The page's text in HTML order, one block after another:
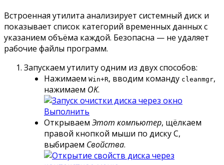
Встроенная утилита анализирует системный диск и
показывает список категорий временных данных с
указанием объёма каждой. Безопасна — не удаляет
рабочие файлы программ.
Запускаем утилиту одним из двух способов:
Нажимаем Win+R, вводим команду cleanmgr,
нажимаем OK.
Открываем Этот компьютер, щёлкаем
правой кнопкой мыши по диску C,
выбираем Свойства.